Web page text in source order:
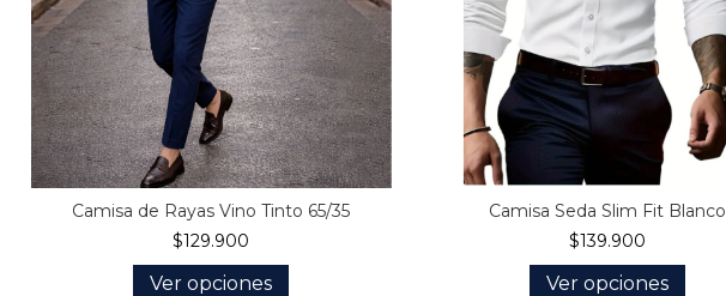
Camisa de Rayas Vino Tinto 65/35
$129.900
Ver opciones
Camisa Seda Slim Fit Blanco
$139.900
Ver opciones